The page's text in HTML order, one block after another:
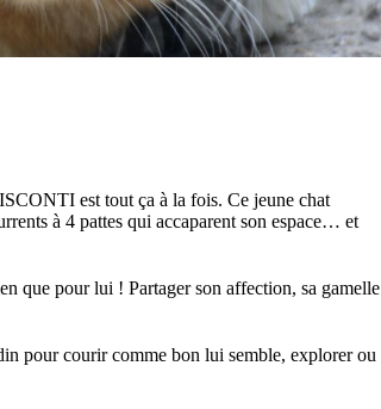
est tout ça à la fois. Ce jeune chat
à 4 pattes qui accaparent son espace… et
que pour lui ! Partager son affection, sa gamelle
pour courir comme bon lui semble, explorer ou